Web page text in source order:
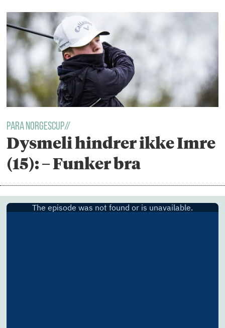
PARA NORGESCUP//
Dysmeli hindrer ikke Imre
(15): – Funker bra